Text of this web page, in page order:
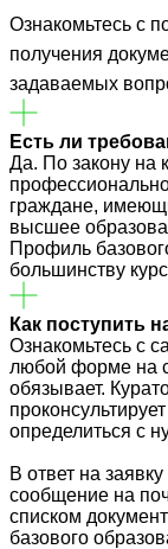
Ознакомьтесь с
получения
задаваемых
Есть ли
Да. По закону на
граждане,
высшее
Профиль
большинству
Как поступить
Ознакомьтесь с
любой форме на
обязывает.
определиться с
В ответ на
сообщение на
списком
базового